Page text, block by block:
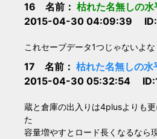
16 名前： 枯れた名無しの
2015-04-30 04:09:39
これセーブデータ1つじゃないよな
17 名前： 枯れた名無しの
2015-04-30 05:32:54
蔵と倉庫の出入りは4plusよりも
た
容量増やすとロード長くなるなら